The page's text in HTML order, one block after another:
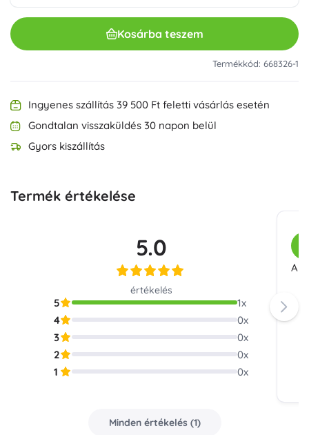
Kosárba teszem
Termékkód: 668326-1
Ingyenes szállítás 39 500 Ft feletti vásárlás esetén
Gondtalan visszaküldés 30 napon belül
Gyors kiszállítás
Termék értékelése
5.0
értékelés
5 1x
4
0x
3
0x
2
0x
1
0x
A
Minden értékelés(1)